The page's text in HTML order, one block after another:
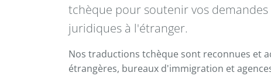
tchèque pour soutenir vos
juridiques à l'étranger.
Nos traductions tchèque sont reconnues et
étrangères, bureaux d'immigration et